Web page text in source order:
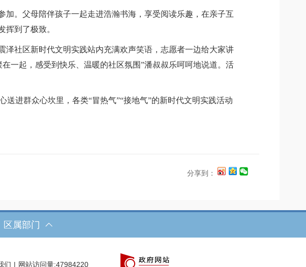
。父母陪伴孩子一起走进浩瀚书海，享受阅读乐趣，在亲子互
挥到了极致。
泽社区新时代文明实践站内充满欢声笑语，志愿者一边给大家讲
一起，感受到快乐、温暖的社区氛围”潘叔叔乐呵呵地说道。活
送进群众心坎里， 各类“冒热气”“接地气”的新时代文明实践活动
分享到：
区属部门
们 | 网站访问量:47984220